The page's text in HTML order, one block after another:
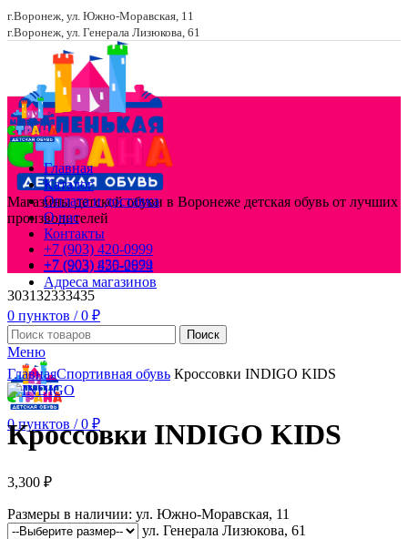
г.Воронеж, ул. Южно-Моравская, 11
г.Воронеж, ул. Генерала Лизюкова, 61
Магазины детской обуви в Воронеже детская обувь от лучших
производителей
+7 (903) 420-0999
+7 (903) 855-2674
Адреса магазинов
0 пунктов / 0 ₽
Поиск
Меню
0пунктов / 0 ₽
Главная
Каталог
Оплата и доставка
О нас
Контакты
+7 (903) 420-0999
303132333435
Увеличить
ГлавнаяСпортивная обувь Кроссовки INDIGO KIDS
Кроссовки INDIGO KIDS
3,300 ₽
Размеры в наличии: ул. Южно-Моравская, 11
ул. Генерала Лизюкова, 61